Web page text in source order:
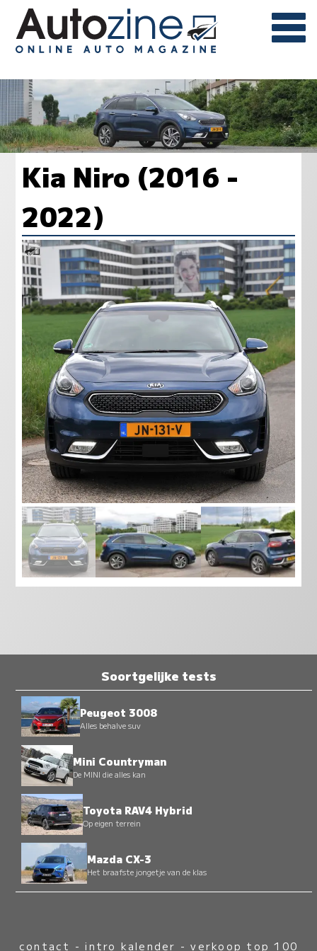
Kia Niro (2016 -
2022)
Soortgelijke tests
Peugeot 3008
Alles behalve suv
Mini Countryman
De MINI die alles kan
Toyota RAV4 Hybrid
Op eigen terrein
Mazda CX-3
Het braafste jongetje van de klas
contact -intro kalender -verkoop top 100